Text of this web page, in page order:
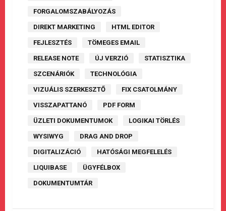
FORGALOMSZABÁLYOZÁS
DIREKT MARKETING HTML EDITOR
FEJLESZTÉS TÖMEGES EMAIL
RELEASE NOTE ÚJ VERZIÓ STATISZTIKA
SZCENÁRIÓK TECHNOLÓGIA
VIZUÁLIS SZERKESZTŐ FIX CSATOLMÁNY
VISSZAPATTANÓ PDF FORM
ÜZLETI DOKUMENTUMOK LOGIKAI TÖRLÉS
WYSIWYG DRAG AND DROP
DIGITALIZÁCIÓ HATÓSÁGI MEGFELELÉS
LIQUIBASE ÜGYFÉLBOX
DOKUMENTUMTÁR